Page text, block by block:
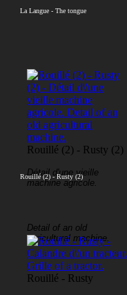
La Langue - The tongue
Rouillé (2) - Rusty (2)
Détail d'une vieille
machine agricole.
Detail of an old
agricultural machine.
Rouillé (2) - Rusty (2)
Rouillé - Rusty